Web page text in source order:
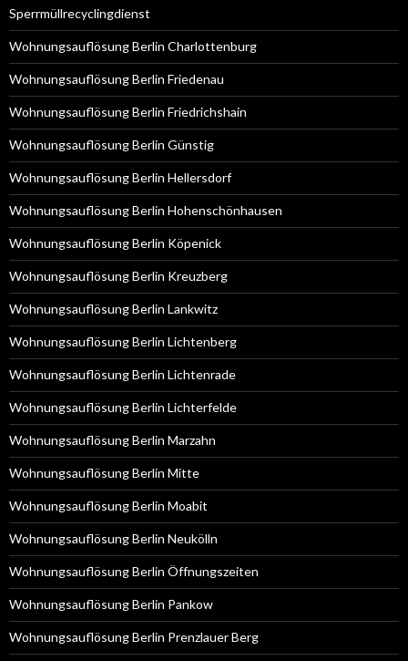
Sperrmüllrecyclingdienst
Wohnungsauflösung Berlin Charlottenburg
Wohnungsauflösung Berlin Friedenau
Wohnungsauflösung Berlin Friedrichshain
Wohnungsauflösung Berlin Günstig
Wohnungsauflösung Berlin Hellersdorf
Wohnungsauflösung Berlin Hohenschönhausen
Wohnungsauflösung Berlin Köpenick
Wohnungsauflösung Berlin Kreuzberg
Wohnungsauflösung Berlin Lankwitz
Wohnungsauflösung Berlin Lichtenberg
Wohnungsauflösung Berlin Lichtenrade
Wohnungsauflösung Berlin Lichterfelde
Wohnungsauflösung Berlin Marzahn
Wohnungsauflösung Berlin Mitte
Wohnungsauflösung Berlin Moabit
Wohnungsauflösung Berlin Neukölln
Wohnungsauflösung Berlin Öffnungszeiten
Wohnungsauflösung Berlin Pankow
Wohnungsauflösung Berlin Prenzlauer Berg